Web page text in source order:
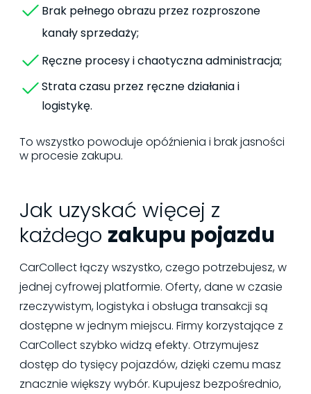
Brak pełnego obrazu przez rozproszone
kanały sprzedaży;
Ręczne procesy i chaotyczna administracja;
Strata czasu przez ręczne działania i
logistykę.
To wszystko powoduje opóźnienia i brak jasności
w procesie zakupu.
Jak uzyskać więcej z
każdego zakupu pojazdu
CarCollect łączy wszystko, czego potrzebujesz, w
jednej cyfrowej platformie. Oferty, dane w czasie
rzeczywistym, logistyka i obsługa transakcji są
dostępne w jednym miejscu. Firmy korzystające z
CarCollect szybko widzą efekty. Otrzymujesz
dostęp do tysięcy pojazdów, dzięki czemu masz
znacznie większy wybór. Kupujesz bezpośrednio,